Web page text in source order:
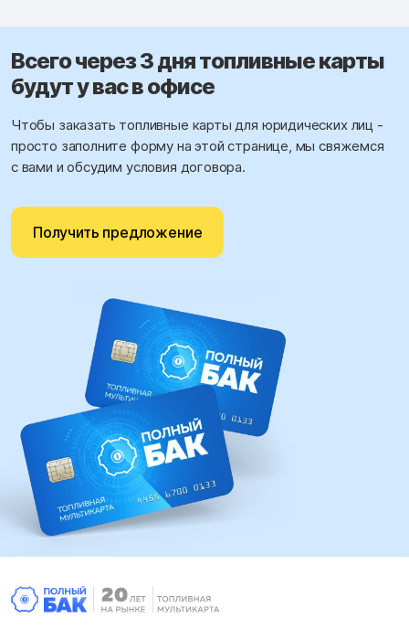
Всего через 3 дня топливные карты
будут у вас в офисе
Чтобы заказать топливные карты для юридических лиц -
просто заполните форму на этой странице, мы свяжемся
с вами и обсудим условия договора.
Получить предложение